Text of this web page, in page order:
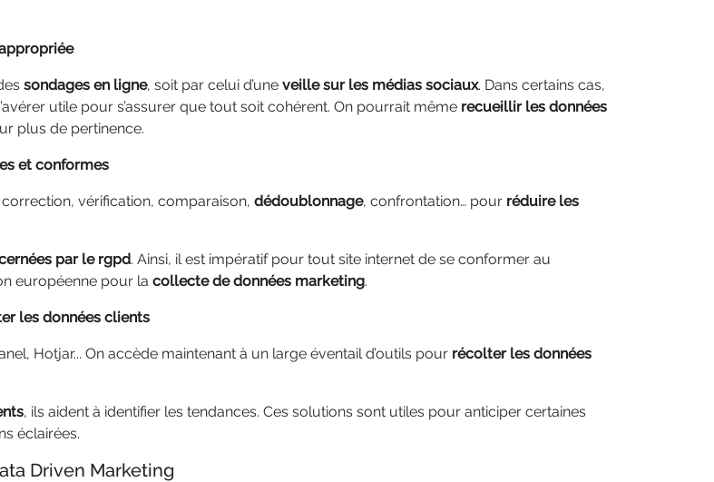
sondages en ligne, soit par celui d’une veille sur les médias sociaux. Dans certains cas,
utile pour s’assurer que tout soit cohérent. On pourrait même recueillir les données
plus de pertinence.
et conformes
vérification, comparaison, dédoublonnage, confrontation… pour réduire les
par le rgpd. Ainsi, il est impératif pour tout site internet de se conformer au
européenne pour la collecte de données marketing.
les données clients
Hotjar... On accède maintenant à un large éventail d’outils pour récolter les données
, ils aident à identifier les tendances. Ces solutions sont utiles pour anticiper certaines
éclairées.
Driven Marketing